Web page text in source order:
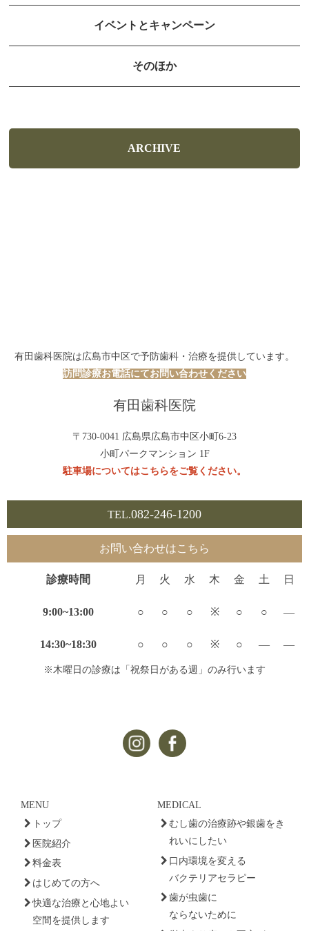
イベントとキャンペーン
そのほか
ARCHIVE
有田歯科医院は広島市中区で予防歯科・治療を提供しています。
訪問診療お電話にてお問い合わせください
有田歯科医院
〒730-0041 広島県広島市中区小町6-23
小町パークマンション 1F
駐車場についてはこちらをご覧ください。
TEL.082-246-1200
お問い合わせはこちら
診療時間 月 火 水 木 金 土 日
9:00~13:00 ○ ○ ○ ※ ○ ○ —
14:30~18:30 ○ ○ ○ ※ ○ — —
※木曜日の診療は「祝祭日がある週」のみ行います
MENU
トップ
医院紹介
料金表
はじめての方へ
快適な治療と心地よい
空間を提供します
MEDICAL
むし歯の治療跡や銀歯をき
れいにしたい
口内環境を変える
バクテリアセラピー
歯が虫歯に
ならないために